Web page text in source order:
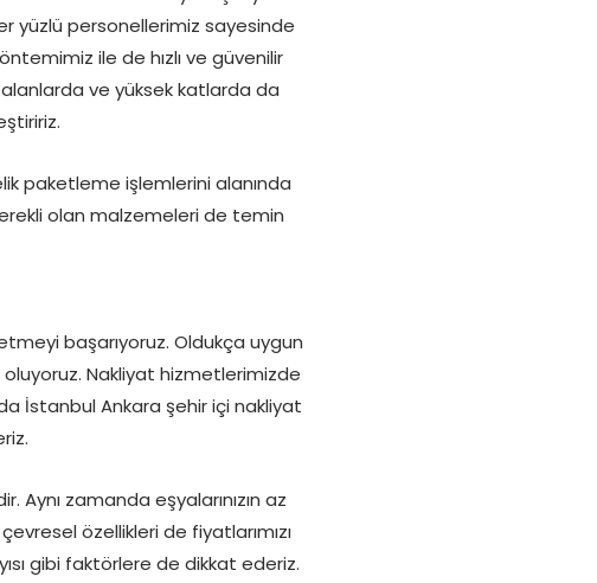
yüzlü personellerimiz sayesinde
ile de hızlı ve güvenilir
alanlarda ve yüksek katlarda da
paketleme işlemlerini alanında
olan malzemeleri de temin
başarıyoruz. Oldukça uygun
Nakliyat hizmetlerimizde
İstanbul Ankara şehir içi nakliyat
zamanda eşyalarınızın az
özellikleri de fiyatlarımızı
gibi faktörlere de dikkat ederiz.